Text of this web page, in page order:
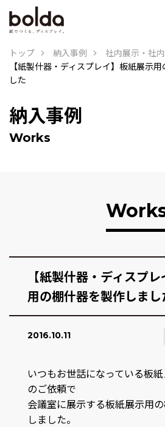
トップ 納入事例
社内展示・社
【紙製什器・ディスプレイ】板紙展示
した
納入事例
Works
【紙製什器・ディスプ
用の棚什器を製作しまし
2016.10.11
いつもお世話になっている板
のご依頼で
会議室に展示する板紙展示用の
しました。